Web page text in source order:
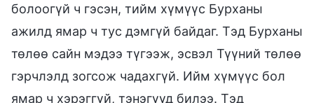
болоогүй ч гэсэн, тийм хүмүүс Бурханы
ажилд ямар ч тус дэмгүй байдаг. Тэд Бурханы
төлөө сайн мэдээ түгээж, эсвэл Түүний төлөө
гэрчлэлд зогсож чадахгүй. Ийм хүмүүс бол
ямар ч хэрэггүй, тэнэгүүд билээ. Тэд